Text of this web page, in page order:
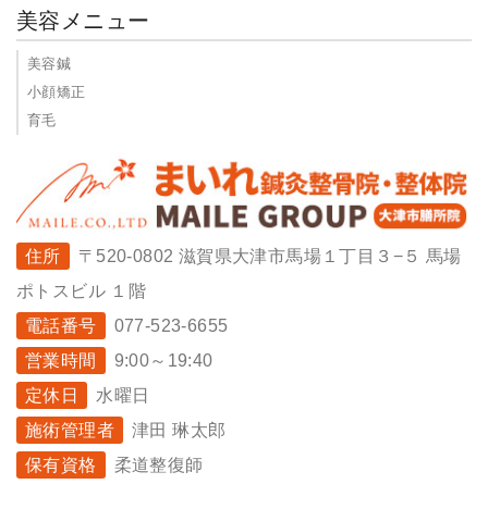
美容メニュー
美容鍼
小顔矯正
育毛
住所
〒520-0802 滋賀県大津市馬場１丁目３−５ 馬場
ポトスビル １階
電話番号
077-523-6655
営業時間
9:00～19:40
定休日
水曜日
施術管理者
津田 琳太郎
保有資格
柔道整復師